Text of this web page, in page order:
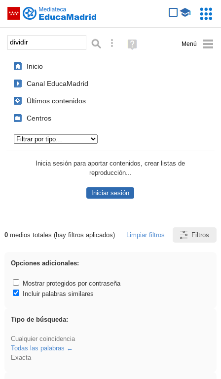
Saltar navegación
Palabra o frase: Búsqueda avanzada
Ayuda
(en
Inicio
Canal EducaMadrid
Últimos contenidos
Centros
Inicia sesión para aportar contenidos, crear listas de
reproducción...
Iniciar sesión
Resultados de: dividir
0medios totales (hay filtros aplicados) Limpiar filtros Filtros
Opciones adicionales:
Mostrar protegidos por contraseña
Incluir palabras similares
Tipo de búsqueda:
Cualquier coincidencia
Todas las palabras
Exacta